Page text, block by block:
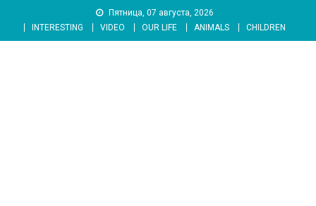
content
Пятница, 07 августа, 2026
INTERESTING
VIDEO OUR LIFE ANIMALS CHILDREN